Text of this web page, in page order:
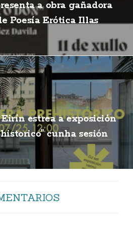
a obra gañadora
Poesía Erótica Illas
estrea a exposición
cunha sesión